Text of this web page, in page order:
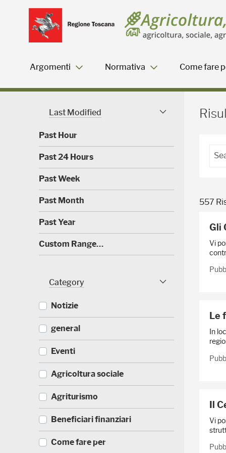
Skip to Main Content
Argomenti Normativa Come fare
Risultati della ricerca -
Last Modified
Past Hour
(Past 24 Hours
(Past Week
(Past Month
(Past Year
(Custom Range…
Category
Notizie
(
3
)
general
(
5
)
Eventi
(
1
)
Agricoltura sociale
(
0
)
Agriturismo
(
)
Beneficiari finanziari
(
Come fare per
557
Gli
Vi
Le
In
Il
Vi